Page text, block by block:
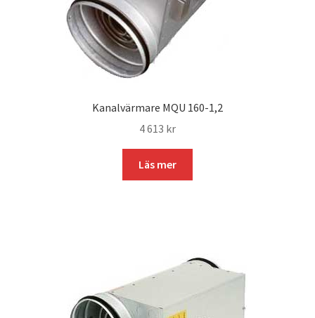
Kanalvärmare MQU 160-1,2
4 613 kr
Läs mer